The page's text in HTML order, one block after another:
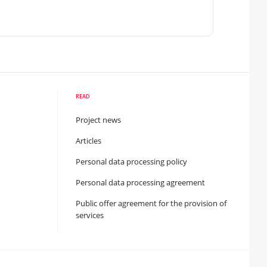
READ
Project news
Articles
Personal data processing policy
Personal data processing agreement
Public offer agreement for the provision of
services